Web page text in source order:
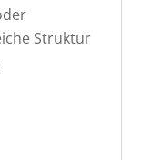
Struktur